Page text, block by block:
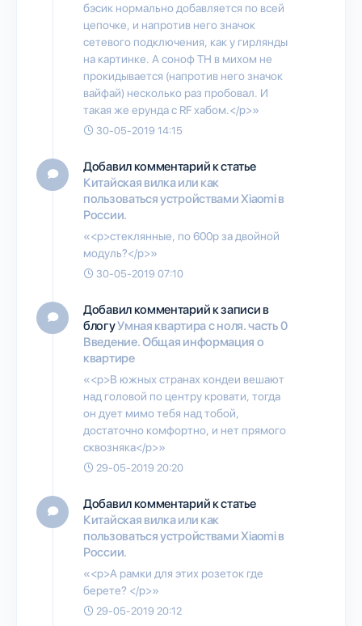
бэсик нормально добавляется по всей
цепочке, и напротив него значок
сетевого подключения, как у гирлянды
на картинке. А соноф TH в михом не
прокидывается (напротив него значок
вайфай) несколько раз пробовал. И
такая же ерунда с RF хабом.</p>»
30-05-2019 14:15
Добавил комментарий к статье
Китайская вилка или как
пользоваться устройствами Xiaomi в
России.
«<p>стеклянные, по 600р за двойной
модуль?</p>»
30-05-2019 07:10
Добавил комментарий к записи в
блогуУмная квартира с ноля. часть 0
Введение. Общая информация о
квартире
«<p>В южных странах кондеи вешают
над головой по центру кровати, тогда
он дует мимо тебя над тобой,
достаточно комфортно, и нет прямого
сквозняка</p>»
29-05-2019 20:20
Добавил комментарий к статье
Китайская вилка или как
пользоваться устройствами Xiaomi в
России.
«<p>А рамки для этих розеток где
берете? </p>»
29-05-2019 20:12